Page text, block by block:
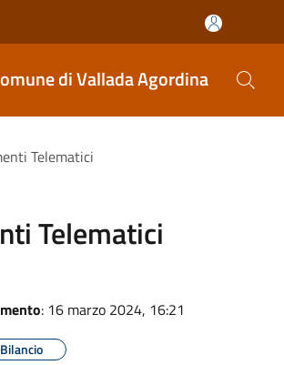
di Vallada Agordina
Telematici
Telematici
: 16 marzo 2024, 16:21
Bilancio